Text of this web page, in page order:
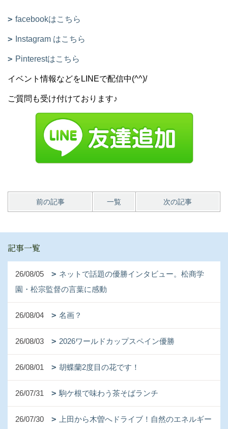
facebookはこちら
Instagram はこちら
Pinterestはこちら
イベント情報などをLINEで配信中(^^)/
ご質問も受け付けております♪
前の記事 一覧 次の記事
記事一覧
26/08/05
ネットで話題の優勝インタビュー。松商学
園・松宗監督の言葉に感動
26/08/04 名画？
26/08/03 2026ワールドカップスペイン優勝
26/08/01 胡蝶蘭2度目の花です！
26/07/31 駒ケ根で味わう茶そばランチ
26/07/30
上田から木曽へドライブ！自然のエネルギー